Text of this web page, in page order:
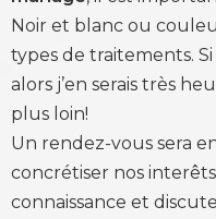
Noir et blanc ou
types de traitements.
alors j’en serais très
plus loin!
Un rendez-vous sera
concrétiser nos
connaissance et